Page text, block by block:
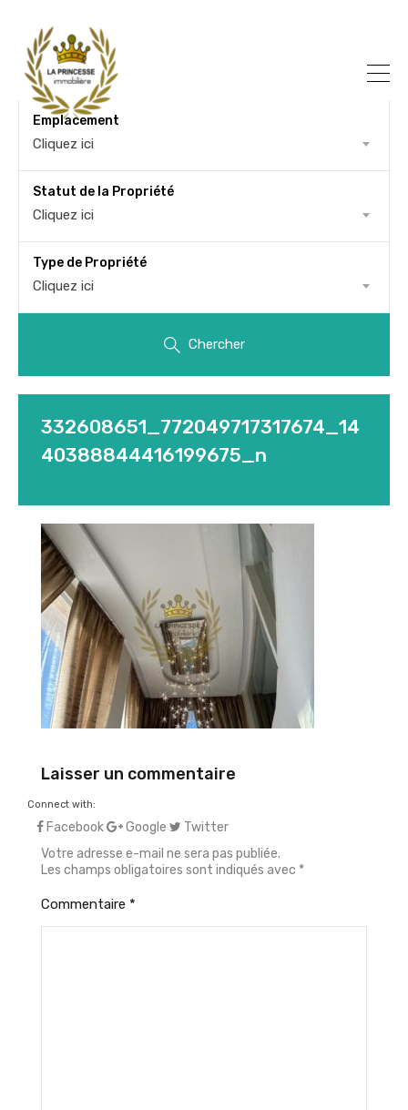
Emplacement
Cliquez ici
Statut de la Propriété
Cliquez ici
Type de Propriété
Cliquez ici
Chercher
332608651_772049717317674_14
40388844416199675_n
Laisser un commentaire
Connect with:
Facebook Google
Twitter
Votre adresse e-mail ne sera pas publiée.
Les champs obligatoires sont indiqués avec *
Commentaire *